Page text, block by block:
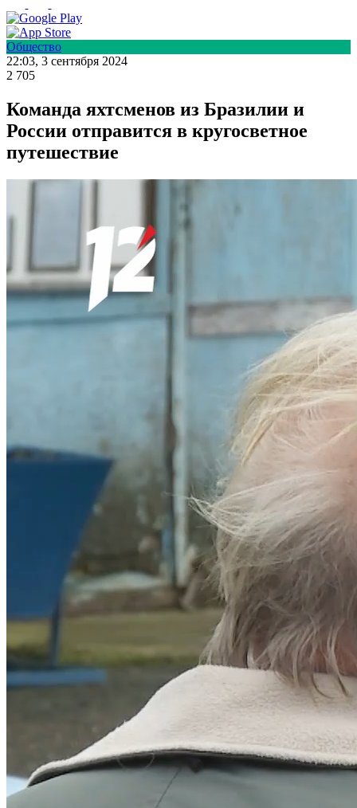
Общество
22:03, 3 сентября 2024
2 705
Команда яхтсменов из Бразилии и
России отправится в кругосветное
путешествие